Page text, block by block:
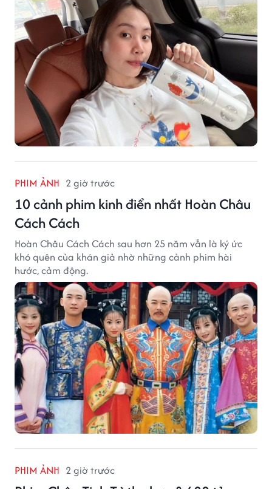
PHIM ẢNH 2 giờ trước
10 cảnh phim kinh điển nhất Hoàn Châu
Cách Cách
Hoàn Châu Cách Cách sau hơn 25 năm vẫn là ký ức
khó quên của khán giả nhờ những cảnh phim hài
hước, cảm động.
PHIM ẢNH 2 giờ trước